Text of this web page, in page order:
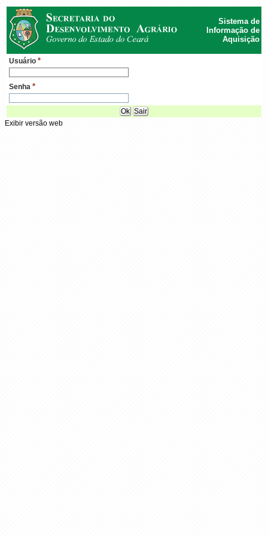
Sistema de
Informação de
Aquisição
Usuário *
Senha *
Ok Sair
Exibir versão web